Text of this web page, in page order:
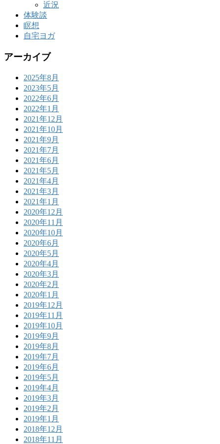
近況
体験談
瞑想
自宅ヨガ
アーカイブ
2025年8月
2023年5月
2022年6月
2022年1月
2021年12月
2021年10月
2021年9月
2021年7月
2021年6月
2021年5月
2021年4月
2021年3月
2021年1月
2020年12月
2020年11月
2020年10月
2020年6月
2020年5月
2020年4月
2020年3月
2020年2月
2020年1月
2019年12月
2019年11月
2019年10月
2019年9月
2019年8月
2019年7月
2019年6月
2019年5月
2019年4月
2019年3月
2019年2月
2019年1月
2018年12月
2018年11月